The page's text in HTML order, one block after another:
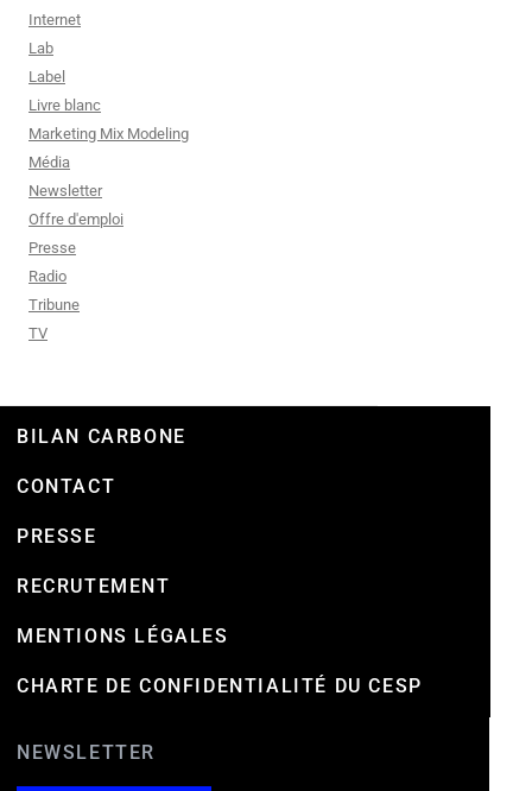
Internet
Lab
Label
Livre blanc
Marketing Mix Modeling
Média
Newsletter
Offre d'emploi
Presse
Radio
Tribune
TV
BILAN CARBONE
CONTACT
PRESSE
RECRUTEMENT
MENTIONS LÉGALES
CHARTE DE CONFIDENTIALITÉ DU CESP
NEWSLETTER